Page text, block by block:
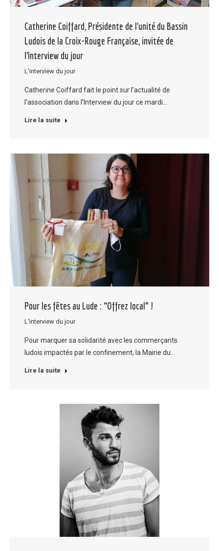
Catherine Coiffard, Présidente de l’unité du Bassin
Ludois de la Croix-Rouge Française, invitée de
l’Interview du jour
L'interview du jour
Catherine Coiffard fait le point sur l’actualité de
l’association dans l’Interview du jour ce mardi…
Lire la suite
Pour les fêtes au Lude : “Offrez local” !
L'interview du jour
Pour marquer sa solidarité avec les commerçants
ludois impactés par le confinement, la Mairie du…
Lire la suite